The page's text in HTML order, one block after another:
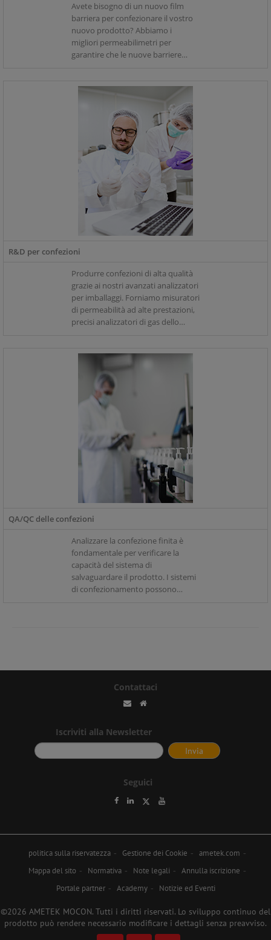
Avete bisogno di un nuovo film
barriera per confezionare il vostro
nuovo prodotto? Abbiamo i
migliori permeabilimetri per
garantire che le nuove barriere
R&D per confezioni
Produrre confezioni di alta qualità
grazie ai nostri avanzati analizzatori
per imballaggi. Forniamo misuratori
di permeabilità ad alte prestazioni,
precisi analizzatori di gas dello
caratterizzare i prototipi delle
vostre confezioni in R&D.
QA/QC delle confezioni
Analizzare la confezione finita è
fondamentale per verificare la
capacità del sistema di
salvaguardare il prodotto. I sistemi
di confezionamento possono
Contattaci
Iscriviti alla Newsletter
Seguici
politica sulla riservatezza Gestione dei Cookie
ametek.com
Mappa del sito
Normativa Note legali
Annulla iscrizione
Portale partner
Academy Notizie ed Eventi
©2026 AMETEK MOCON. Tutti i diritti riservati. Lo sviluppo continuo del
prodotto può rendere necessario modificare i dettagli senza preavviso.